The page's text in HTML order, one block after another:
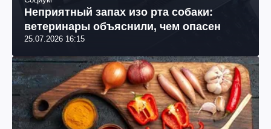
Неприятный запах изо рта собаки:
ветеринары объяснили, чем опасен
25.07.2026 16:15